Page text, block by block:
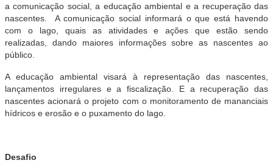
a comunicação social, a educação ambiental e a recuperação das
nascentes. A comunicação social informará o que está havendo
com o lago, quais as atividades e ações que estão sendo
realizadas, dando maiores informações sobre as nascentes ao
público.
A educação ambiental visará à representação das nascentes,
lançamentos irregulares e a fiscalização. E a recuperação das
nascentes acionará o projeto com o monitoramento de mananciais
hídricos e erosão e o puxamento do lago.
Desafio